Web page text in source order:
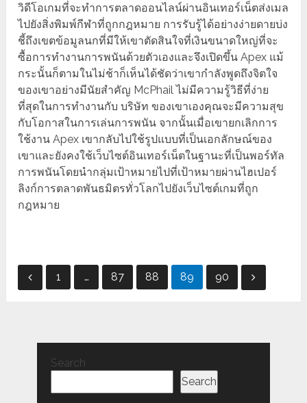
วิดีโอเกมที่จะทำการตลาดออนไลน์ผ่านอินเทอร์เน็ตส่งเมล
ไปยังสิ่งพิมพ์กีฬาที่ถูกกฎหมาย การรับรู้ได้อย่างง่ายดายบ่ง
ชี้ถึงเขตข้อมูลนกที่มีให้เขาตัดสินใจที่เงินขนาดใหญ่ที่จะ
ซื้อการทำงานการพนันด้วยตัวเองและจึงเปิดขึ้น Apex แม้
กระนั้นก็ตามในไม่ช้าก็เห็นได้ชัดว่าเขากำลังพูดถึงจิตใจ
ของเขาอย่างมีนัยสำคัญ McPhail ไม่มีความรู้วิธีที่ง่าย
ที่สุดในการทำงานกับ บริษัท ของเขาเองคุณจะมีความสุข
กับโอกาสในการเล่นการพนัน จากนั้นเมื่อเขายกเลิกการ
ใช้งาน Apex เขากลับไปใช้รูปแบบที่เป็นเอกลักษณ์ของ
เขาและยังคงใช้เว็บไซต์อินเทอร์เน็ตในฐานะที่เป็นพอร์ทัล
การพนันโดยนำกลุ่มเป้าหมายไปที่เป้าหมายผ่านไฮเปอร์
ลิงก์การตลาดพันธมิตรทั่วโลกไปยังเว็บไซต์เกมที่ถูก
กฎหมาย
Posts
pagination
1 … 87 88 89 90
Search
Search